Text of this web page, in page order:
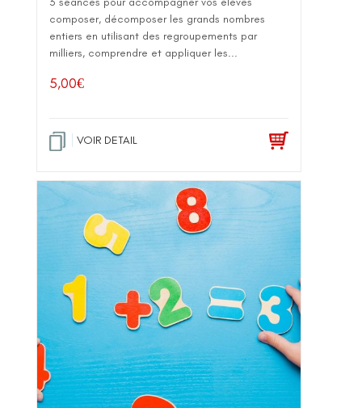
composer, décomposer les grands nombres
entiers en utilisant des regroupements par
milliers, comprendre et appliquer les...
5,00€
VOIR DETAIL